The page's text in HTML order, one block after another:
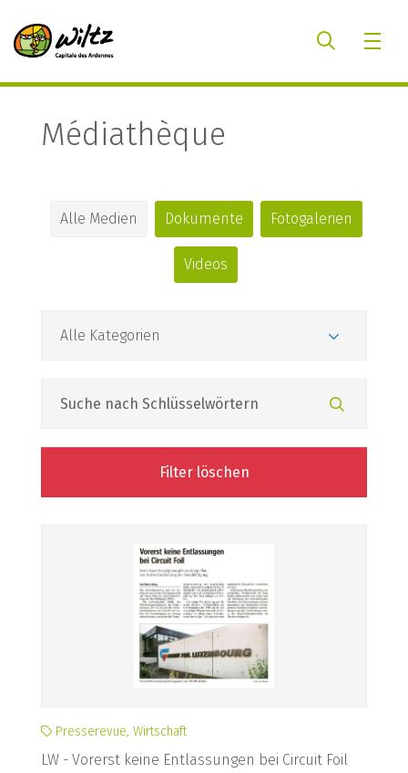
Médiathèque
Alle Medien Dokumente Fotogalerien
Videos
Filter löschen
Presserevue, Wirtschaft
LW - Vorerst keine Entlassungen bei Circuit Foil